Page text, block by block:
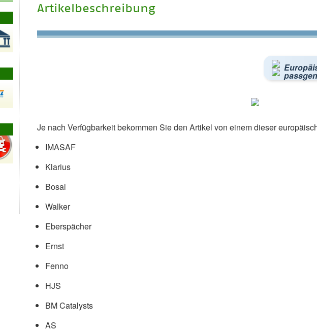
Artikelbeschreibung
Je nach Verfügbarkeit bekommen Sie den Artikel von einem dieser
IMASAF
Klarius
Bosal
Walker
Eberspächer
Ernst
Fenno
HJS
BM Catalysts
AS